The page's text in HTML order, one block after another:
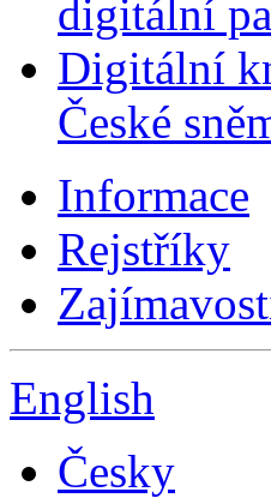
digitální
Digitální
České
Informace
Rejstříky
English
Česky